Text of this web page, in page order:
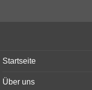
Startseite
Über uns